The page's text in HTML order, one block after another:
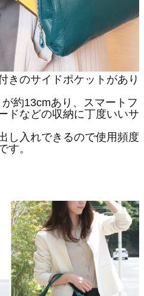
きのサイドポケットがあり
約13cmあり、スマートフ
ドなどの収納に丁度いいサ
し入れできるので使用頻度
す。